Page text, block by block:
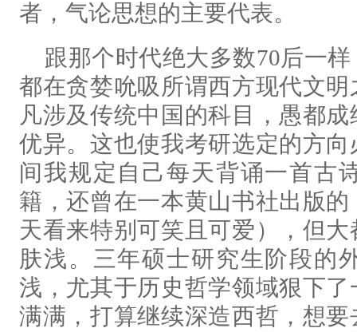
者，气论思想的主要代表。
跟那个时代绝大多数70后一
都在贪婪吮吸所谓西方现代文
凡涉及传统中国的科目，愚都
优异。这也使我考研选定的方
间我规定自己每天背诵一首古
籍，还曾在一本黄山书社出版
天看来特别可笑且可爱），但
肤浅。三年硕士研究生阶段的
浅，尤其于历史哲学领域狠下
满满，打算继续深造西哲，想